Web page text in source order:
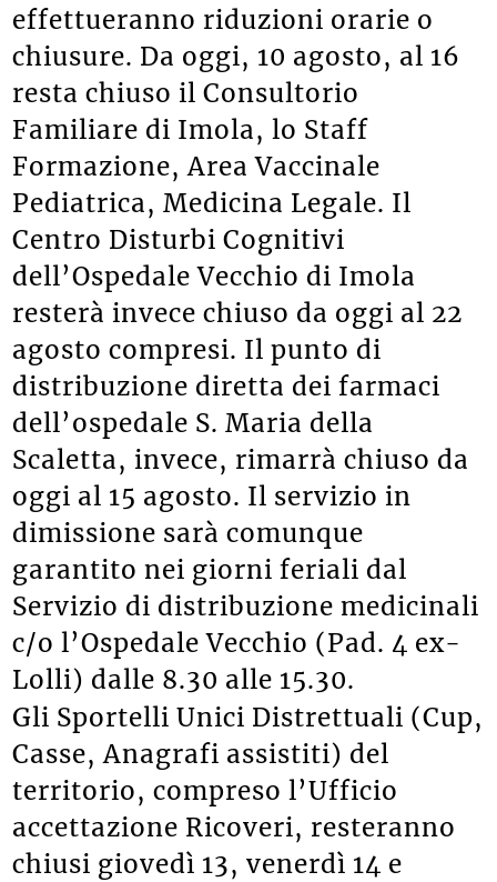
effettueranno riduzioni orarie o
chiusure. Da oggi, 10 agosto, al 16
resta chiuso il Consultorio
Familiare di Imola, lo Staff
Formazione, Area Vaccinale
Pediatrica, Medicina Legale. Il
Centro Disturbi Cognitivi
dell’Ospedale Vecchio di Imola
resterà invece chiuso da oggi al 22
agosto compresi. Il punto di
distribuzione diretta dei farmaci
dell’ospedale S. Maria della
Scaletta, invece, rimarrà chiuso da
oggi al 15 agosto. Il servizio in
dimissione sarà comunque
garantito nei giorni feriali dal
Servizio di distribuzione medicinali
c/o l’Ospedale Vecchio (Pad. 4 ex-
Lolli) dalle 8.30 alle 15.30.
Gli Sportelli Unici Distrettuali (Cup,
Casse, Anagrafi assistiti) del
territorio, compreso l’Ufficio
accettazione Ricoveri, resteranno
chiusi giovedì 13, venerdì 14 e